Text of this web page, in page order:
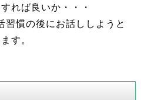
れば良いか・・・
習慣の後にお話ししようと
す。